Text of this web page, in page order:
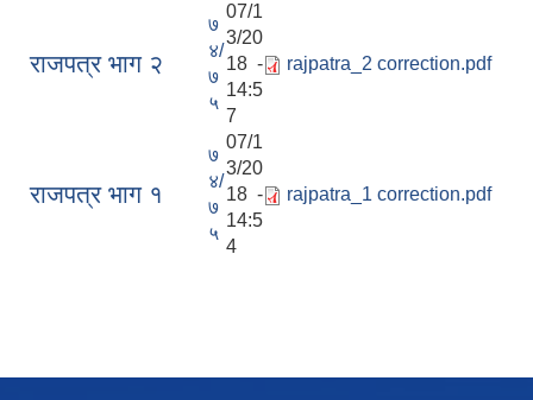
राजपत्र भाग २
७
४/
७
५
07/1
3/20
18 -
14:5
7
rajpatra_2 correction.pdf
राजपत्र भाग १
७
४/
७
५
07/1
3/20
18 -
14:5
4
rajpatra_1 correction.pdf